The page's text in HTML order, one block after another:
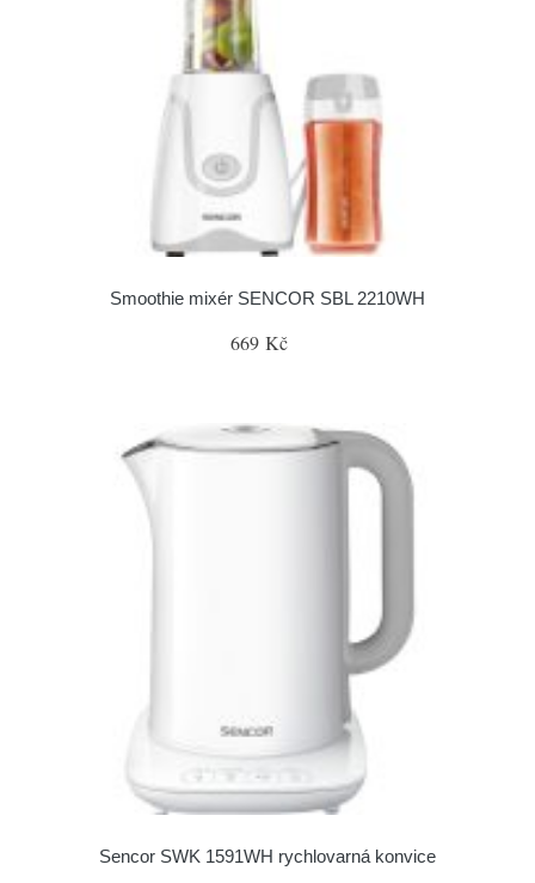
Smoothie mixér SENCOR SBL 2210WH
669 Kč
Sencor SWK 1591WH rychlovarná konvice